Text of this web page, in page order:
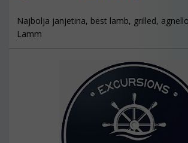
Najbolja janjetina, best lamb, grilled,
Lamm